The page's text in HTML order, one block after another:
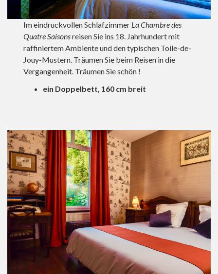
Im eindruckvollen Schlafzimmer La Chambre des
Quatre Saisonsreisen Sie ins 18. Jahrhundert mit
raffiniertem Ambiente und den typischen Toile-de-
Jouy-Mustern. Träumen Sie beim Reisen in die
Vergangenheit. Träumen Sie schön !
ein Doppelbett, 160 cm breit